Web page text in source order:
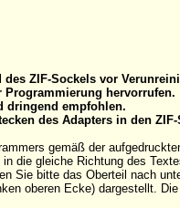
ZIF-Sockels vor
Programmierung hervorrufen.
dringend empfohlen.
des Adapters in den
gemäß der
die gleiche Richtung des
Sie bitte das Oberteil nach
oberen Ecke) dargestellt.